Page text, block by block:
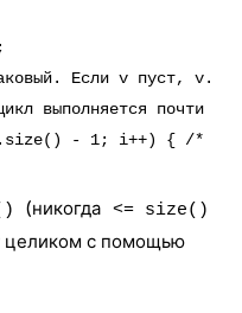
Если v пуст,
выполняется почти
(никогда <= size()
целиком с помощью